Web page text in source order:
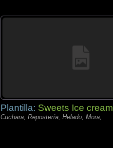
Plantilla: Sweets Ice cream
Cuchara, Repostería, Helado, Mora,